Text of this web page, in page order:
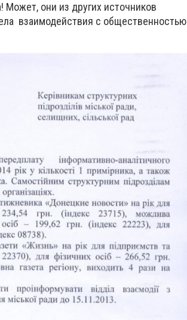
Может, они из других источников
взаимодействия с общественностью